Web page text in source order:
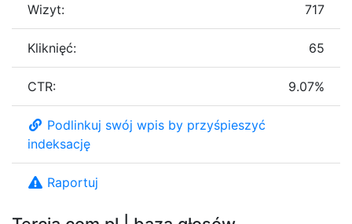
Wizyt: 717
Kliknięć: 65
CTR: 9.07%
Podlinkuj swój wpis by przyśpieszyć
indeksację
Raportuj